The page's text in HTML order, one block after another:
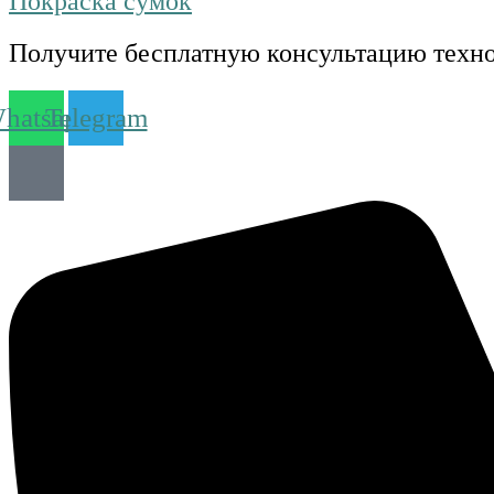
Получите бесплатную консультацию
Telegram